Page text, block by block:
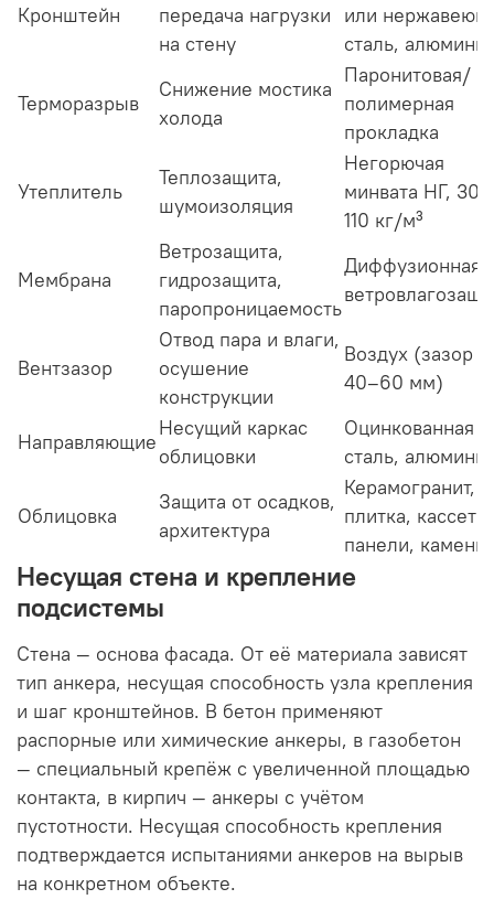
Кронштейн
передача нагрузки
на стену
или
сталь,
Терморазрыв
Снижение мостика
холода
Паронитовая/
полимерная
прокладка
Утеплитель
Теплозащита,
шумоизоляция
Негорючая
минвата НГ, 30–
110 кг/м³
Мембрана
Ветрозащита,
гидрозащита,
паропроницаемость
Диффузионная
Вентзазор
Отвод пара и влаги,
осушение
конструкции
Воздух (зазор
40–60 мм)
Направляющие
Несущий каркас
облицовки
Оцинкованная
сталь,
Облицовка
Защита от осадков,
архитектура
Керамогранит,
плитка,
панели, камень
Несущая стена и крепление
подсистемы
Стена — основа фасада. От её материала зависят
тип анкера, несущая способность узла крепления
и шаг кронштейнов. В бетон применяют
распорные или химические анкеры, в газобетон
— специальный крепёж с увеличенной площадью
контакта, в кирпич — анкеры с учётом
пустотности. Несущая способность крепления
подтверждается испытаниями анкеров на вырыв
на конкретном объекте.